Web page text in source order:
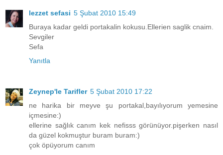
lezzet sefasi 5 Şubat 2010 15:49
Buraya kadar geldi portakalin kokusu.Ellerien saglik cnaim.
Sevgiler
Sefa
Yanıtla
Zeynep'le Tarifler 5 Şubat 2010 17:22
ne harika bir meyve şu portakal,bayılıyorum yemesine
içmesine:)
ellerine sağlık canım kek nefisss görünüyor.pişerken nasıl
da güzel kokmuştur buram buram:)
çok öpüyorum canım